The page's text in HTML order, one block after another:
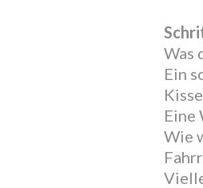
Was
Ein
Eine
Wie